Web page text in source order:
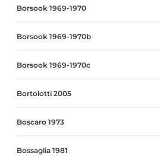
Borsook 1969-1970
Borsook 1969-1970b
Borsook 1969-1970c
Bortolotti 2005
Boscaro 1973
Bossaglia 1981